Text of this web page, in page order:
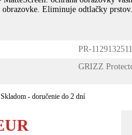
obrazovke. Eliminuje odtlačky prstov.
PR-1129132511
GRIZZ
- doručenie do 2 dní